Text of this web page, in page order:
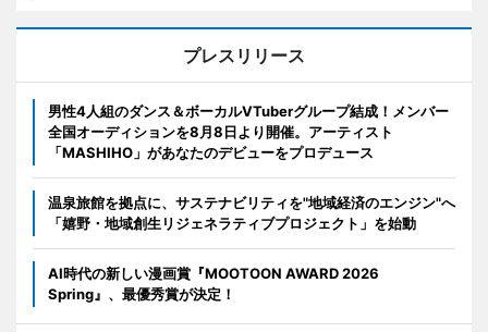
プレスリリース
男性4人組のダンス＆ボーカルVTuberグループ結成！メンバー
全国オーディションを8月8日より開催。アーティスト
「MASHIHO」があなたのデビューをプロデュース
温泉旅館を拠点に、サステナビリティを"地域経済のエンジン"へ
「嬉野・地域創生リジェネラティブプロジェクト」を始動
AI時代の新しい漫画賞『MOOTOON AWARD 2026
Spring』、最優秀賞が決定！